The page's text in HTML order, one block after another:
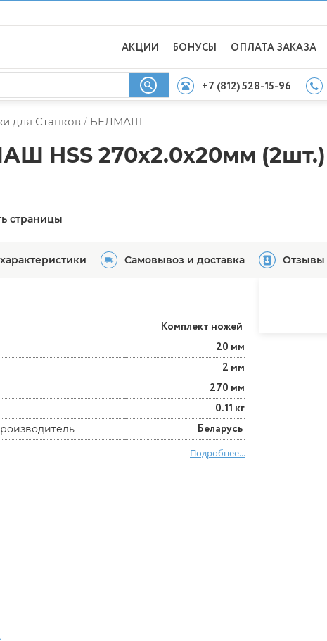
АКЦИИ БОНУСЫ ОПЛАТА ЗАКАЗА
+7 (812) 528-15-96
для Станков / БЕЛМАШ
HSS 270x2.0x20мм (2шт.)
страницы
Самовывоз и доставка Отзывы
Комплект ножей
20 мм
2 мм
270 мм
0.11 кг
Беларусь
Подробнее...